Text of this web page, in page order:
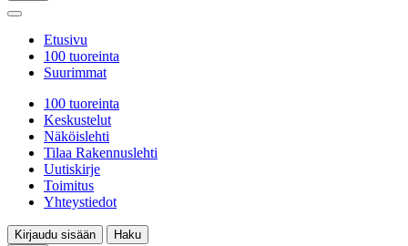
Etusivu
100 tuoreinta
Suurimmat
100 tuoreinta
Keskustelut
Näköislehti
Tilaa Rakennuslehti
Uutiskirje
Toimitus
Yhteystiedot
Kirjaudu sisään
Haku